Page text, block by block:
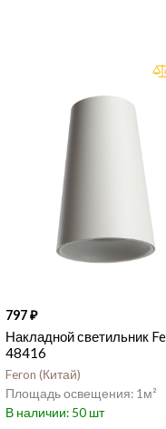
797
Накладной светильник
48416
Feron Китай
1
50